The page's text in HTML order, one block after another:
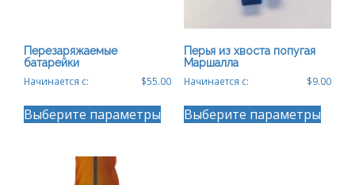
Перезаряжаемые
батарейки
Начинается с: $55.00
Выберите параметры товар
Перья из хвоста попугая
Маршалла
Начинается с: $9.00
Выберите параметрытовар